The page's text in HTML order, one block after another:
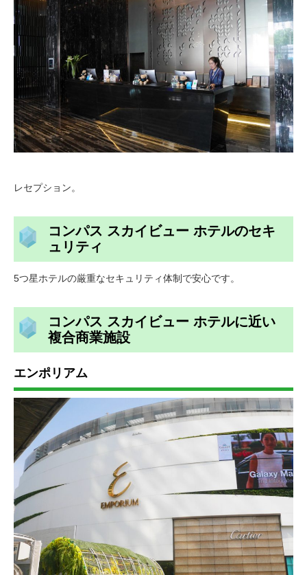
レセプション。
コンパス スカイビュー ホテルのセキ
ュリティ
5つ星ホテルの厳重なセキュリティ体制で安心です。
コンパス スカイビュー ホテルに近い
複合商業施設
エンポリアム